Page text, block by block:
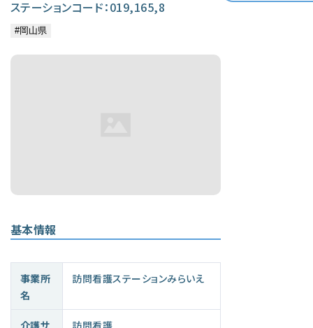
ステーションコード：019,165,8
基本情報
事業所
名
訪問看護ステーションみらいえ
介護サ 訪問看護